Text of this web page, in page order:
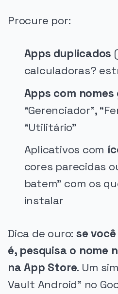
Procure por:
Apps duplicados
calculadoras?
Apps com nomes
“Gerenciador”,
“Utilitário”
Aplicativos com
cores parecidas
batem” com os
instalar
Dica de ouro: se
é, pesquisa o nome
na App Store. Um
Vault Android” no